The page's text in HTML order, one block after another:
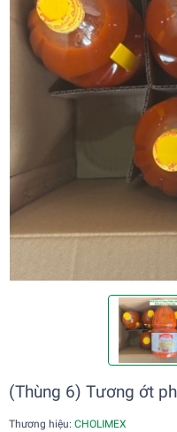
(Thùng 6) Tương ớt
Thương hiệu: CHOLIMEX